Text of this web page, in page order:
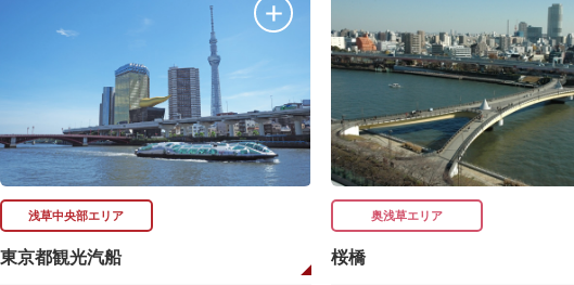
浅草中央部エリア
東京都観光汽船
奥浅草エリア
桜橋